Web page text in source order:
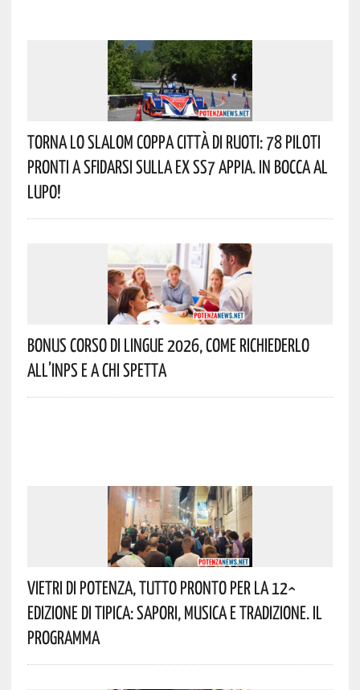
Torna Lo Slalom Coppa Città Di Ruoti: 78 Piloti
Pronti A Sfidarsi Sulla Ex SS7 Appia. In Bocca Al
Lupo!
Bonus Corso Di Lingue 2026, Come Richiederlo
All’INPS E A Chi Spetta
Vietri Di Potenza, Tutto Pronto Per La 12^
Edizione Di Tipica: Sapori, Musica E Tradizione. Il
Programma